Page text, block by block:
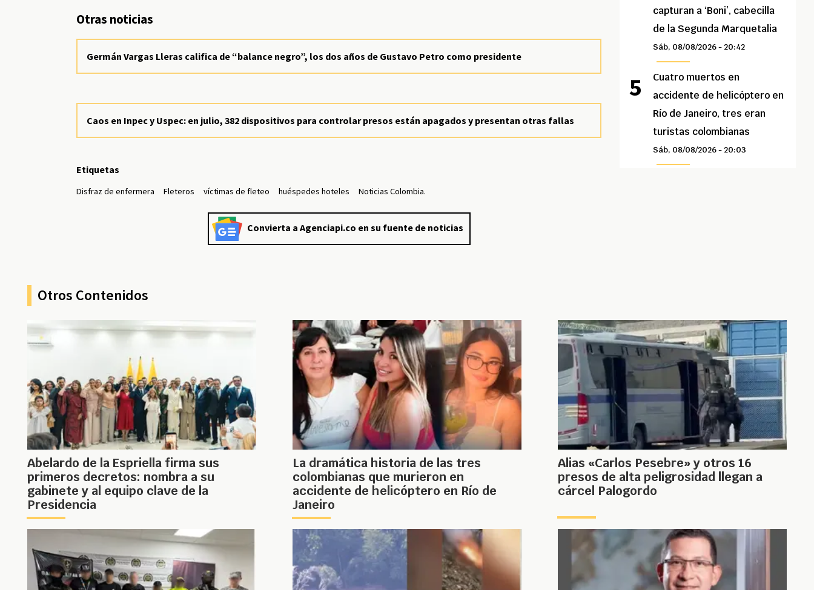
Otras noticias
Germán Vargas Lleras califica de “balance negro”, los dos años de Gustavo Petro como presidente
Caos en Inpec y Uspec: en julio, 382 dispositivos para controlar presos están apagados y presentan otras fallas
Etiquetas
Disfraz de enfermera Fleteros víctimas de fleteo huéspedes hoteles Noticias Colombia.
Convierta a Agenciapi.co en su fuente de noticias
capturan a ‘Boni’, cabecilla
de la Segunda Marquetalia
Sáb, 08/08/2026 - 20:42
Cuatro muertos en
accidente de helicóptero en
Río de Janeiro, tres eran
turistas colombianas
Sáb, 08/08/2026 - 20:03
Otros Contenidos
Abelardo de la Espriella firma sus
primeros decretos: nombra a su
gabinete y al equipo clave de la
Presidencia
La dramática historia de las tres
colombianas que murieron en
accidente de helicóptero en Río de
Janeiro
Alias «Carlos Pesebre» y otros 16
presos de alta peligrosidad llegan a
cárcel Palogordo